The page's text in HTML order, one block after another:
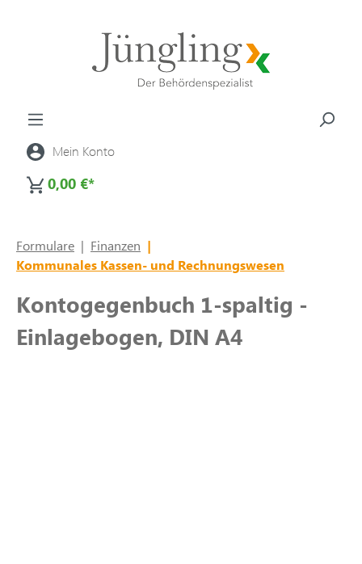
Mein Konto
0,00 €*
Formulare | Finanzen |
Kommunales Kassen- und Rechnungswesen
Kontogegenbuch 1-spaltig -
Einlagebogen, DIN A4